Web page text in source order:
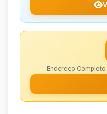
Endereço Completo